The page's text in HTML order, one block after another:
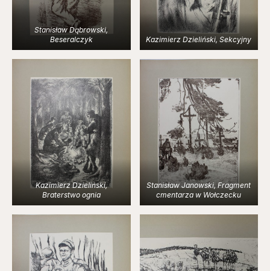
Stanisław Dąbrowski,
Beseralczyk
Kazimierz Dzieliński, Sekcyjny
Kazimierz Dzieliński,
Braterstwo ognia
Stanisław Janowski, Fragment
cmentarza w Wołczecku